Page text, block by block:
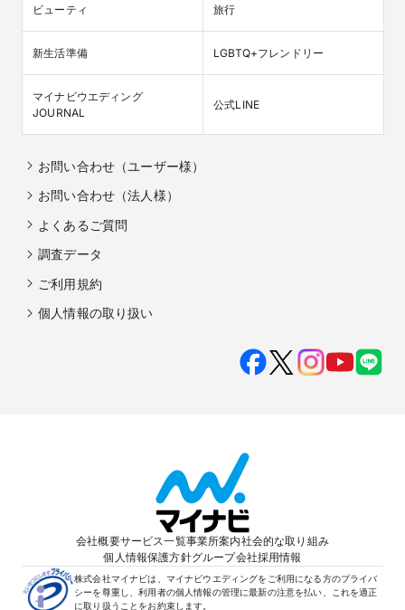
ビューティ 旅行
新生活準備 LGBTQ+フレンドリー
マイナビウエディング
JOURNAL
公式LINE
お問い合わせ（ユーザー様）
お問い合わせ（法人様）
よくあるご質問
調査データ
ご利用規約
個人情報の取り扱い
会社概要サービス一覧事業所案内社会的な取り組み
個人情報保護方針グループ会社採用情報
株式会社マイナビは、マイナビウエディングをご利用になる方のプライバ
シーを尊重し、利用者の個人情報の管理に最新の注意を払い、これを適正
に取り扱うことをお約束します。